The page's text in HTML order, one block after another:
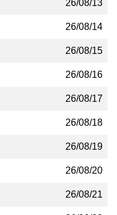
26/08/13
26/08/14
26/08/15
26/08/16
26/08/17
26/08/18
26/08/19
26/08/20
26/08/21